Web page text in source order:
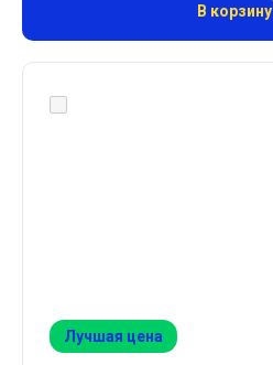
В корзину
Лучшая цена